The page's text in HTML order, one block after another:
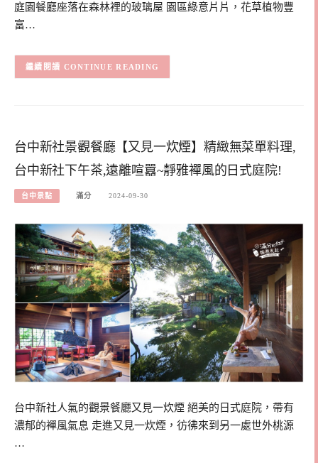
庭園餐廳座落在森林裡的玻璃屋 園區綠意片片，花草植物豐
富…
CONTINUE READING
台中新社景觀餐廳【又見一炊煙】精緻無菜單料理,
台中新社下午茶,遠離喧囂~靜雅襌風的日式庭院!
台中景點 滿分 2024-09-30
台中新社人氣的觀景餐廳又見一炊煙 絕美的日式庭院，帶有
濃郁的襌風氣息 走進又見一炊煙，彷彿來到另一處世外桃源
…